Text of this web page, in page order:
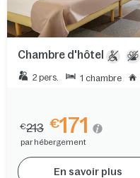
Chambre d'hôtel
2 pers. 1 chambre
€213 €171
par hébergement
En savoir plus